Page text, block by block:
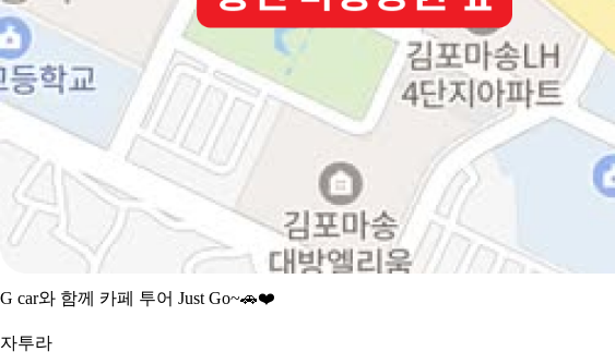
G car와 함께 카페 투어 Just Go~🚗❤
자투라